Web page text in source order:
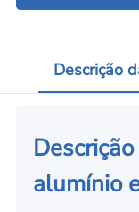
Descrição
alumínio